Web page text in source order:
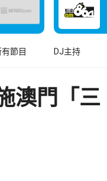
有節目 DJ主持
澳門「三